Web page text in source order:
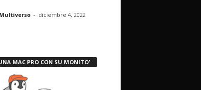
- diciembre 4, 2022
MAC PRO CON SU MONITO’